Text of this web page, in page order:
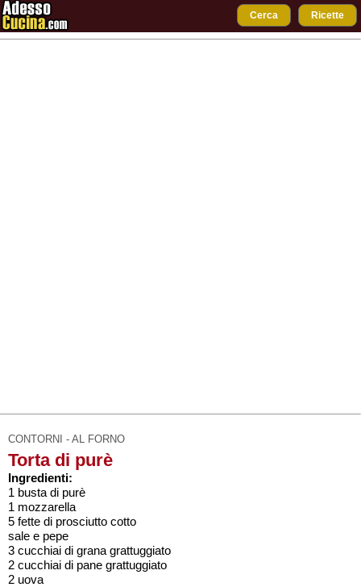
Cerca Ricette
CONTORNI - AL FORNO
Torta di purè
Ingredienti:
1 busta di purè
1 mozzarella
5 fette di prosciutto cotto
sale e pepe
3 cucchiai di grana grattuggiato
2 cucchiai di pane grattuggiato
2 uova